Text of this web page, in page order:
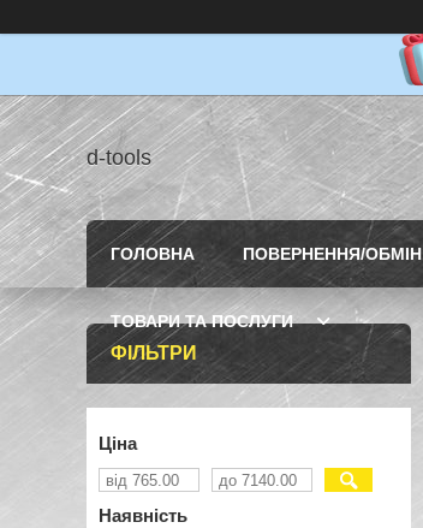
d-tools
ГОЛОВНА ПОВЕРНЕННЯ/ОБМІН
ТОВАРИ ТА ПОСЛУГИ
ФІЛЬТРИ
Ціна
Наявність